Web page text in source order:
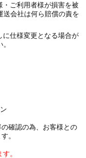
ご利用者様が損害を被
送会社は何ら賠償の責を
仕様変更となる場合が
確認の為、お客様との
。
。